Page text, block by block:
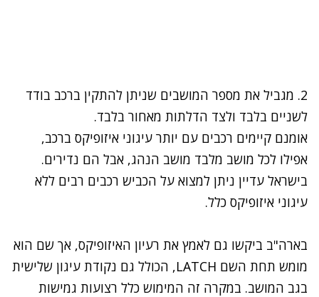
2. מגביל את מספר המושבים שניתן להתקין ברכב בודד
לשניים בלבד ולצד הדלתות מאחור בלבד.
אומנם קיימים רכבים עם יותר עיגוני איזופיקס ברכב,
אפילו לכל מושב מלבד מושב הנהג, אבל הם נדירים.
בישראל עדיין ניתן למצוא על הכביש רכבים רבים ללא
עיגוני איזופיקס כלל.
בארה"ב ביקשו גם לאמץ את רעיון האיזופיקס, אך שם הוא
מומש תחת השם LATCH, הכולל גם נקודת עיגון שלישית
בגב המושב. במקרה זה המימוש כלל רצועות גמישות